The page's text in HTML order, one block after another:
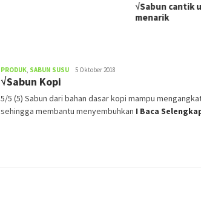
√Sabun cantik
menarik
PRODUK, SABUN SUSU admin
5 Oktober 2018
√Sabun Kopi
5/5 (5) Sabun dari bahan dasar kopi mampu
sehingga membantu menyembuhkan I Baca